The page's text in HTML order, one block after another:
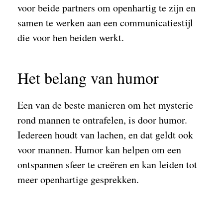
voor beide partners om openhartig te zijn en
samen te werken aan een communicatiestijl
die voor hen beiden werkt.
Het belang van humor
Een van de beste manieren om het mysterie
rond mannen te ontrafelen, is door humor.
Iedereen houdt van lachen, en dat geldt ook
voor mannen. Humor kan helpen om een
ontspannen sfeer te creëren en kan leiden tot
meer openhartige gesprekken.